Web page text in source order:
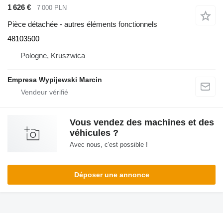
1 626 € 7 000 PLN
Pièce détachée - autres éléments fonctionnels
48103500
Pologne, Kruszwica
Empresa Wypijewski Marcin
Vous vendez des machines et des
véhicules ?
Avec nous, c'est possible !
Déposer une annonce